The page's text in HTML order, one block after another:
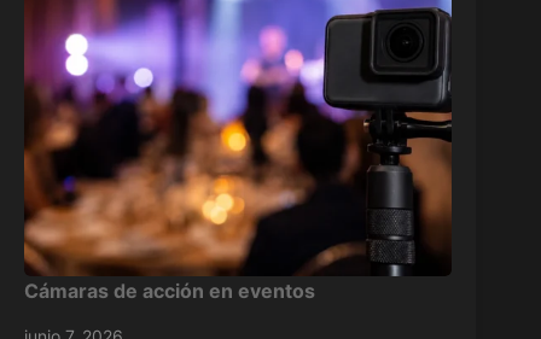
Cámaras de acción en eventos